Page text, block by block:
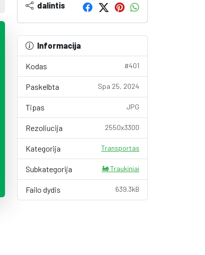
dalintis
Informacija
Kodas #401
Paskelbta Spa 25, 2024
Tipas JPG
Rezoliucija 2550x3300
Kategorija Transportas
Subkategorija 🚂 Traukiniai
Failo dydis 639.3kB